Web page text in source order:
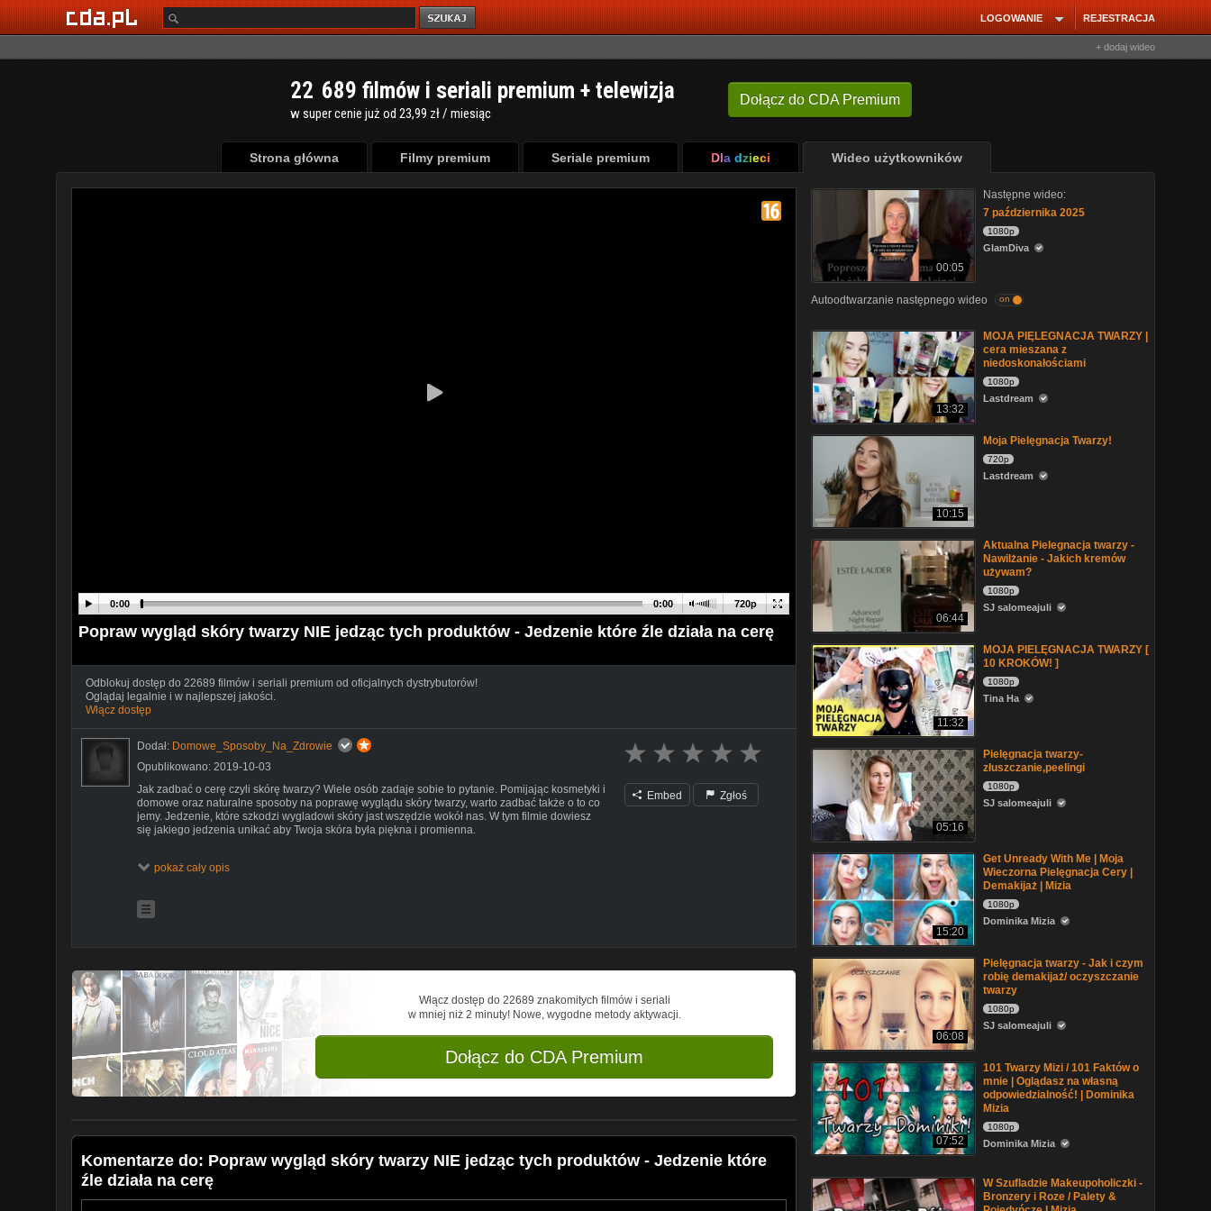
REJESTRACJA
LOGOWANIE
+ dodaj wideo
Dołącz do CDA Premium
22 689 filmów i seriali premium + telewizja
w super cenie już od 23,99 zł / miesiąc
Strona główna Filmy premium Seriale premium Dla dzieci Wideo użytkowników
720p
0:00 0:00
Popraw wygląd skóry twarzy NIE jedząc tych produktów - Jedzenie które źle działa na cerę
Odblokuj dostęp do 22689 filmów i seriali premium od oficjalnych dystrybutorów!
Oglądaj legalnie i w najlepszej jakości.
Włącz dostęp
Dodał: Domowe_Sposoby_Na_Zdrowie
Opublikowano: 2019-10-03
Jak zadbać o cerę czyli skórę twarzy? Wiele osób zadaje sobie to pytanie. Pomijając kosmetyki i
domowe oraz naturalne sposoby na poprawę wyglądu skóry twarzy, warto zadbać także o to co
jemy. Jedzenie, które szkodzi wygladowi skóry jast wszędzie wokół nas. W tym filmie dowiesz
się jakiego jedzenia unikać aby Twoja skóra była piękna i promienna.
pokaż cały opis
Embed Zgłoś
Włącz dostęp do 22689 znakomitych filmów i seriali
w mniej niż 2 minuty! Nowe, wygodne metody aktywacji.
Dołącz do CDA Premium
Komentarze do: Popraw wygląd skóry twarzy NIE jedząc tych produktów - Jedzenie które
źle działa na cerę
00:05
Następne wideo:
7 października 2025
1080p
GlamDiva
Autoodtwarzanie następnego wideo on
13:32
MOJA PIĘLEGNACJA TWARZY |
cera mieszana z
niedoskonałościami
1080p
Lastdream
10:15
Moja Pielęgnacja Twarzy!
720p
Lastdream
06:44
Aktualna Pielegnacja twarzy -
Nawilżanie - Jakich kremów
używam?
1080p
SJ salomeajuli
11:32
MOJA PIELĘGNACJA TWARZY [
10 KROKÓW! ]
1080p
Tina Ha
05:16
Pielęgnacja twarzy-
złuszczanie,peelingi
1080p
SJ salomeajuli
15:20
Get Unready With Me | Moja
Wieczorna Pielęgnacja Cery |
Demakijaż | Mizia
1080p
Dominika Mizia
06:08
Pielęgnacja twarzy - Jak i czym
robię demakijaż/ oczyszczanie
twarzy
1080p
SJ salomeajuli
07:52
101 Twarzy Mizi / 101 Faktów o
mnie | Oglądasz na własną
odpowiedzialność! | Dominika
Mizia
1080p
Dominika Mizia
W Szufladzie Makeupoholiczki -
Bronzery i Roze / Palety &